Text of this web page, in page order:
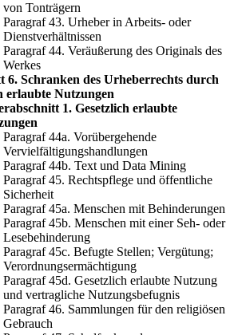
von Tonträgern
Paragraf 43. Urheber in Arbeits- oder
Dienstverhältnissen
Paragraf 44. Veräußerung des Originals des
Werkes
6. Schranken des Urheberrechts durch
erlaubte Nutzungen
1. Gesetzlich erlaubte
Paragraf 44a. Vorübergehende
Vervielfältigungshandlungen
Paragraf 44b. Text und Data Mining
Paragraf 45. Rechtspflege und öffentliche
Sicherheit
Paragraf 45a. Menschen mit Behinderungen
Paragraf 45b. Menschen mit einer Seh- oder
Lesebehinderung
Paragraf 45c. Befugte Stellen; Vergütung;
Verordnungsermächtigung
Paragraf 45d. Gesetzlich erlaubte Nutzung
und vertragliche Nutzungsbefugnis
Paragraf 46. Sammlungen für den religiösen
Gebrauch